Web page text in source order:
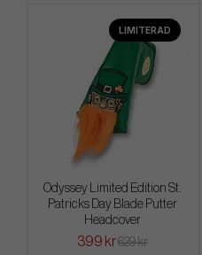
LIMITERAD
Odyssey Limited Edition St.
Patricks Day Blade Putter
Headcover
399 kr629 kr